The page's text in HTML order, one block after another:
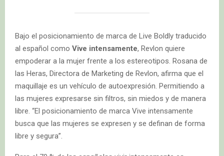
Bajo el posicionamiento de marca de Live Boldly traducido
al español como Vive intensamente, Revlon quiere
empoderar a la mujer frente a los estereotipos. Rosana de
las Heras, Directora de Marketing de Revlon, afirma que el
maquillaje es un vehículo de autoexpresión. Permitiendo a
las mujeres expresarse sin filtros, sin miedos y de manera
libre. “El posicionamiento de marca Vive intensamente
busca que las mujeres se expresen y se definan de forma
libre y segura”.